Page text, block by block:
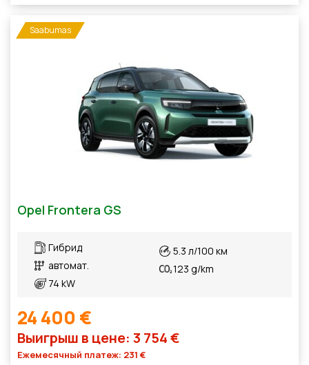
Saabumas
Opel Frontera GS
Гибрид
автомат.
74 kW
5.3 л/100 км
123 g/km
24 400 €
Выигрыш в цене: 3 754 €
Ежемесячный платеж: 231 €